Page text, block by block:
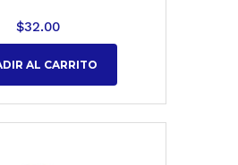
$32.00
AL CARRITO